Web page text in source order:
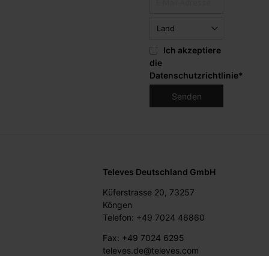
Ich akzeptiere
die
Datenschutzrichtlinie*
Televes Deutschland GmbH
Küferstrasse 20, 73257
Köngen
Telefon: +49 7024 46860
Fax: +49 7024 6295
televes.de@televes.com